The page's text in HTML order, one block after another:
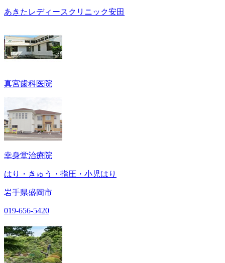
あきたレディースクリニック安田
真宮歯科医院
幸身堂治療院
はり・きゅう・指圧・小児はり
岩手県盛岡市
019-656-5420